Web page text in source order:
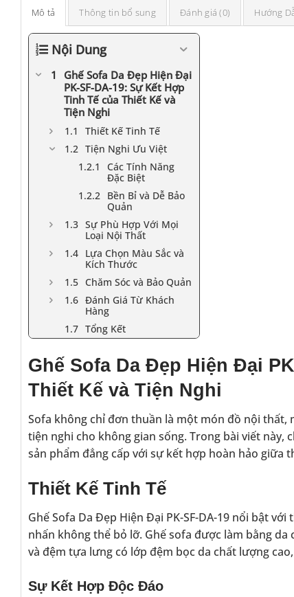
Mô tả Thông tin bổ sung Đánh giá (0) Hướng
Nội Dung
Ghế Sofa Da Đẹp Hiện Đại
PK-SF-DA-19: Sự Kết Hợp
Tinh Tế của Thiết Kế và
Tiện Nghi
Thiết Kế Tinh Tế
Tiện Nghi Ưu Việt
Các Tính Năng
Đặc Biệt
Bền Bỉ và Dễ Bảo
Quản
Sự Phù Hợp Với Mọi
Loại Nội Thất
Lựa Chọn Màu Sắc và
Kích Thước
Chăm Sóc và Bảo Quản
Đánh Giá Từ Khách
Hàng
Tổng Kết
Ghế Sofa Da Đẹp Hiện Đại
Thiết Kế và Tiện Nghi
Sofa không chỉ đơn thuần là một món đồ nội
tiện nghi cho không gian sống. Trong bài viết này,
sản phẩm đẳng cấp với sự kết hợp hoàn hảo giữa
Thiết Kế Tinh Tế
Ghế Sofa Da Đẹp Hiện Đại PK-SF-DA-19 nổi bật
nhấn không thể bỏ lỡ. Ghế sofa được làm bằng
và đệm tựa lưng có lớp đệm bọc da chất lượng
Sự Kết Hợp Độc Đáo